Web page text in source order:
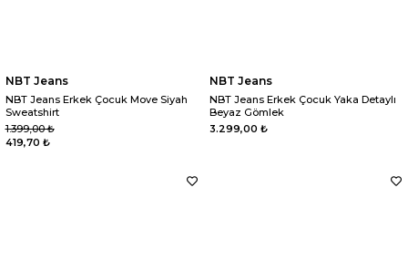
NBT Jeans
NBT Jeans Erkek Çocuk Move Siyah
Sweatshirt
419,70 ₺
1.399,00 ₺
NBT Jeans
NBT Jeans Erkek Çocuk Yaka Detaylı
Beyaz Gömlek
3.299,00 ₺